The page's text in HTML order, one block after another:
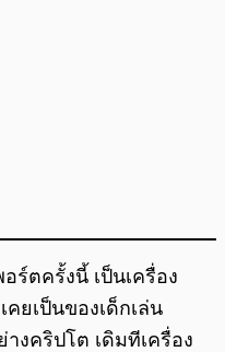
ร์ตครั้งนี้ เป็นเครื่อง
คยเป็นของเด็กเล่น
งคริปโต เดิมทีเครื่อง